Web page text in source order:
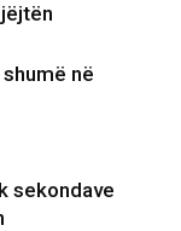
në
sekondave